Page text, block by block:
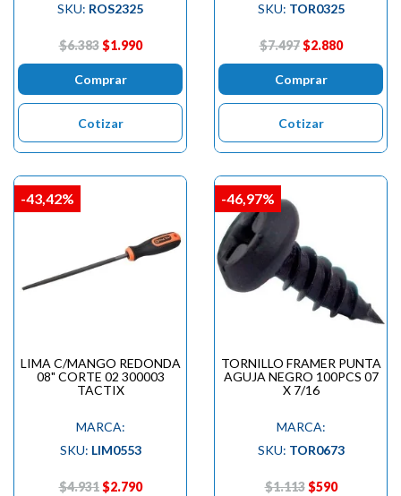
SKU: ROS2325
$6.383 $1.990
Comprar
Cotizar
SKU: TOR0325
$7.497 $2.880
Comprar
Cotizar
LIMA C/MANGO REDONDA
08" CORTE 02 300003
TACTIX
MARCA:
SKU: LIM0553
$4.931 $2.790
-43,42%
TORNILLO FRAMER PUNTA
AGUJA NEGRO 100PCS 07
X 7/16
MARCA:
SKU: TOR0673
$1.113 $590
-46,97%